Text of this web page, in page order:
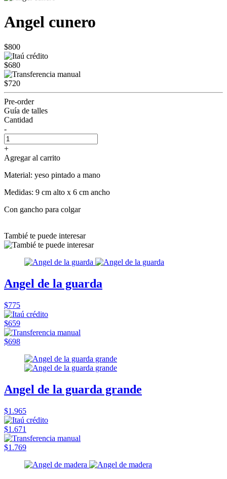
Angel cunero
$800
$680
$720
Pre-order
Guía de talles
Cantidad
-
+
Agregar al carrito
Material: yeso pintado a mano
Medidas: 9 cm alto x 6 cm ancho
Con gancho para colgar
Tambié te puede interesar
Angel de la guarda
$775
$659
$698
Angel de la guarda grande
$1.965
$1.671
$1.769